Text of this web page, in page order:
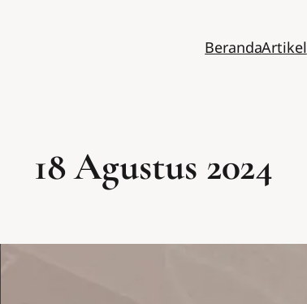
BerandaArtikel
18 Agustus 2024